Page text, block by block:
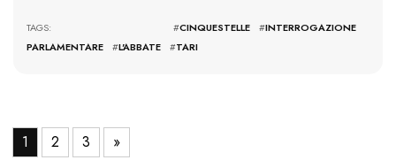
TAGS: #CINQUESTELLE #INTERROGAZIONE
PARLAMENTARE
#L'ABBATE #TARI
1 2 3 »